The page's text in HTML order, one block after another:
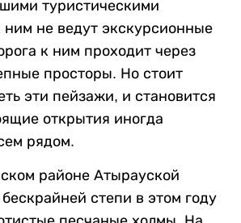
туристическими
ним не ведут экскурсионные
к ним проходит через
просторы. Но стоит
эти пейзажи, и становится
открытия иногда
рядом.
районе Атырауской
степи в этом году